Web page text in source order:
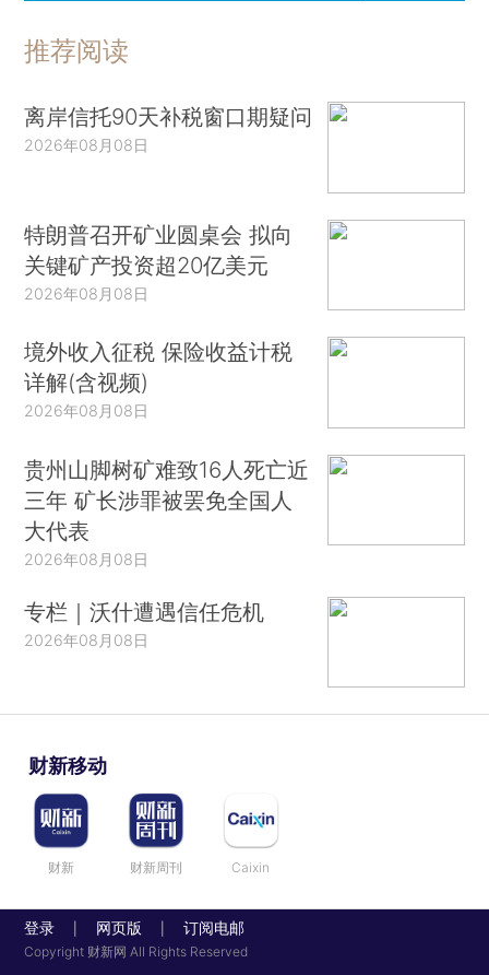
推荐阅读
离岸信托90天补税窗口期疑问
2026年08月08日
特朗普召开矿业圆桌会 拟向
关键矿产投资超20亿美元
2026年08月08日
境外收入征税 保险收益计税
详解(含视频)
2026年08月08日
贵州山脚树矿难致16人死亡近
三年 矿长涉罪被罢免全国人
大代表
2026年08月08日
专栏｜沃什遭遇信任危机
2026年08月08日
财新移动
财新 财新周刊 Caixin
登录 网页版 订阅电邮
Copyright 财新网 All Rights Reserved